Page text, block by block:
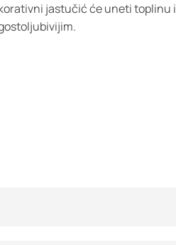
jastučić će uneti toplinu i